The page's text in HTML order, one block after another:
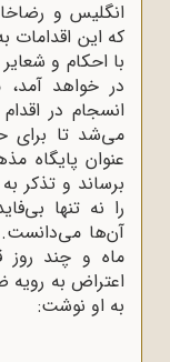
انگلیس و
که این اقدامات
با احکام و
در خواهد
انسجام در
می‌شد تا برای
عنوان پایگاه
برساند و تذکر
را نه تنها
ماه و چند
اعتراض به
به او نوشت: